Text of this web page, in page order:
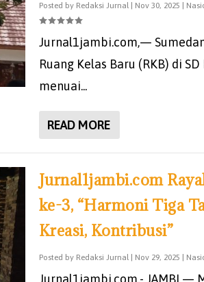
Posted by Redaksi Jurnal| Nov 30, 2025
Jurnal1jambi.com,—
Ruang Kelas Baru (RKB) di
menuai...
READ MORE
Jurnal1jambi.com
ke-3, “Harmoni Tiga
Kreasi, Kontribusi”
Posted by Redaksi Jurnal| Nov 29, 2025
Jurnal1jambi.com,- JAMBI —